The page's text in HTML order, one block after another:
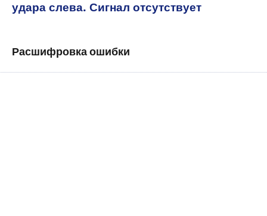
удара слева. Сигнал отсутствует
Расшифровка ошибки